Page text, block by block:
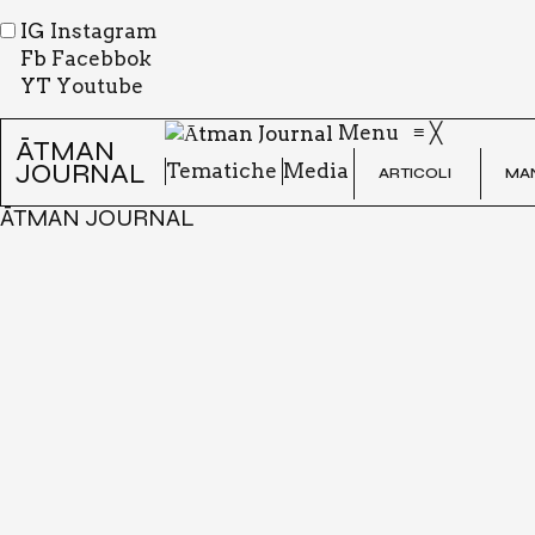
IG Instagram
Fb Facebbok
YT Youtube
ĀTMAN
JOURNAL
Menu ≡ ╳
Tema­ti­che Media ARTI­CO­LI
ĀTMAN JOURNAL